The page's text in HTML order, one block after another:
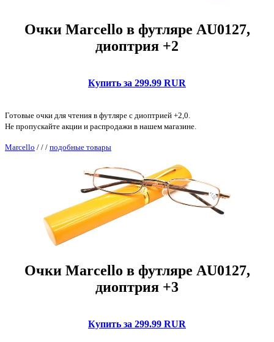
Очки Marcello в футляре AU0127,
диоптрия +2
Купить за 299.99 RUR
Готовые очки для чтения в футляре с диоптрией +2,0.
Не пропускайте акции и распродажи в нашем магазине.
Marcello / / / подобные товары
Очки Marcello в футляре AU0127,
диоптрия +3
Купить за 299.99 RUR